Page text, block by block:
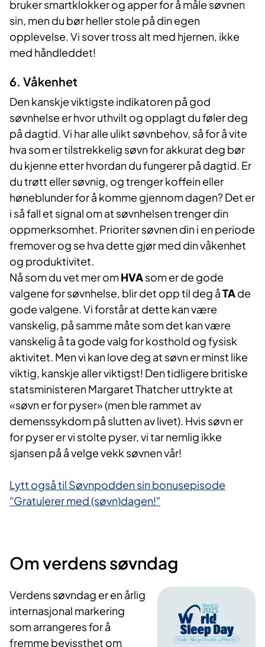
bruker smartklokker og apper for å måle søvnen
sin, men du bør heller stole på din egen
opplevelse. Vi sover tross alt med hjernen, ikke
med håndleddet!
6. Våkenhet
Den kanskje viktigste indikatoren på god
søvnhelse er hvor uthvilt og opplagt du føler deg
på dagtid. Vi har alle ulikt søvnbehov, så for å vite
hva som er tilstrekkelig søvn for akkurat deg bør
du kjenne etter hvordan du fungerer på dagtid. Er
du trøtt eller søvnig, og trenger koffein eller
høneblunder for å komme gjennom dagen? Det er
i så fall et signal om at søvnhelsen trenger din
oppmerksomhet. Prioriter søvnen din i en periode
fremover og se hva dette gjør med din våkenhet
og produktivitet.
Nå som du vet mer omHVAsom er de gode
valgene for søvnhelse, blir det opp til deg åTAde
gode valgene. Vi forstår at dette kan være
vanskelig, på samme måte som det kan være
vanskelig å ta gode valg for kosthold og fysisk
aktivitet. Men vi kan love deg at søvn er minst like
viktig, kanskje aller viktigst! Den tidligere britiske
statsministeren Margaret Thatcher uttrykte at
«søvn er for pyser» (men ble rammet av
demenssykdom på slutten av livet). Hvis søvn er
for pyser er vi stolte pyser, vi tar nemlig ikke
sjansen på å velge vekk søvnen vår!
Lytt også til Søvnpodden sin bonusepisode
"Gratulerer med (søvn)dagen!"
Om verdens søvndag
Verdens søvndag er en årlig
internasjonal markering
som arrangeres for å
fremme bevissthet om